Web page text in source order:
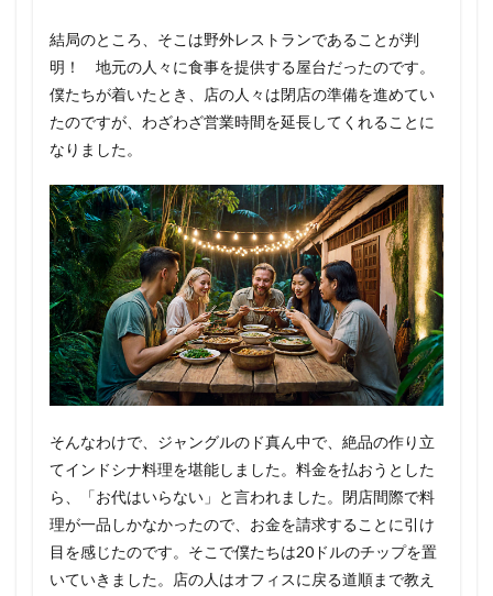
結局のところ、そこは野外レストランであることが判
明！ 地元の人々に食事を提供する屋台だったのです。
僕たちが着いたとき、店の人々は閉店の準備を進めてい
たのですが、わざわざ営業時間を延長してくれることに
なりました。
そんなわけで、ジャングルのド真ん中で、絶品の作り立
てインドシナ料理を堪能しました。料金を払おうとした
ら、「お代はいらない」と言われました。閉店間際で料
理が一品しかなかったので、お金を請求することに引け
目を感じたのです。そこで僕たちは20ドルのチップを置
いていきました。店の人はオフィスに戻る道順まで教え